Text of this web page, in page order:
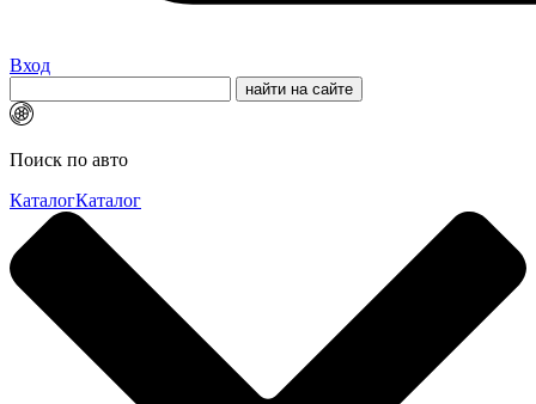
Вход
Поиск по авто
КаталогКаталог